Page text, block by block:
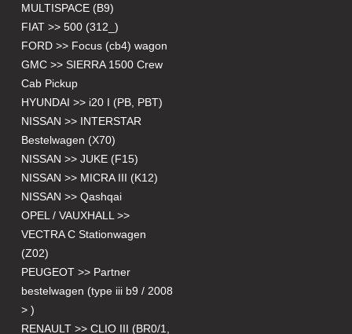
MULTISPACE (B9)
FIAT >> 500 (312_)
FORD >> Focus (cb4) wagon
GMC >> SIERRA 1500 Crew
Cab Pickup
HYUNDAI >> i20 I (PB, PBT)
NISSAN >> INTERSTAR
Bestelwagen (X70)
NISSAN >> JUKE (F15)
NISSAN >> MICRA III (K12)
NISSAN >> Qashqai
OPEL / VAUXHALL >>
VECTRA C Stationwagen
(Z02)
PEUGEOT >> Partner
bestelwagen (type iii b9 / 2008
> )
RENAULT >> CLIO III (BR0/1,